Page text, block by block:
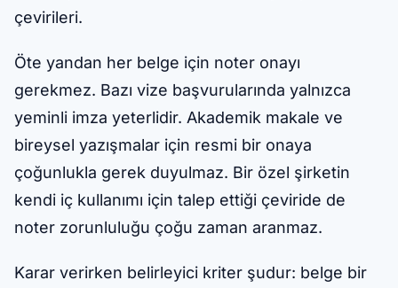
çevirileri.
Öte yandan her belge için noter onayı
gerekmez. Bazı vize başvurularında yalnızca
yeminli imza yeterlidir. Akademik makale ve
bireysel yazışmalar için resmi bir onaya
çoğunlukla gerek duyulmaz. Bir özel şirketin
kendi iç kullanımı için talep ettiği çeviride de
noter zorunluluğu çoğu zaman aranmaz.
Karar verirken belirleyici kriter şudur: belge bir